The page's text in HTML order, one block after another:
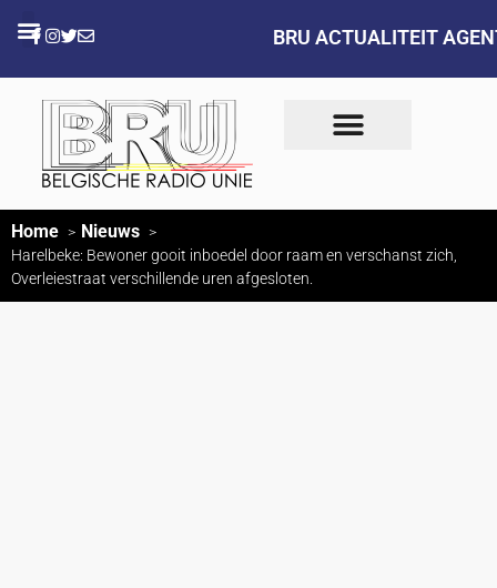
BRU ACTUALITEIT
Home Nieuws
Harelbeke: Bewoner gooit inboedel door raam en verschanst zich,
Overleiestraat verschillende uren afgesloten.